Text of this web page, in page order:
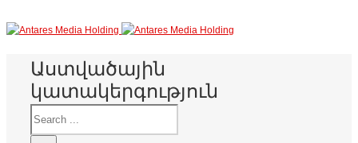
Աստվածային
կատակերգություն